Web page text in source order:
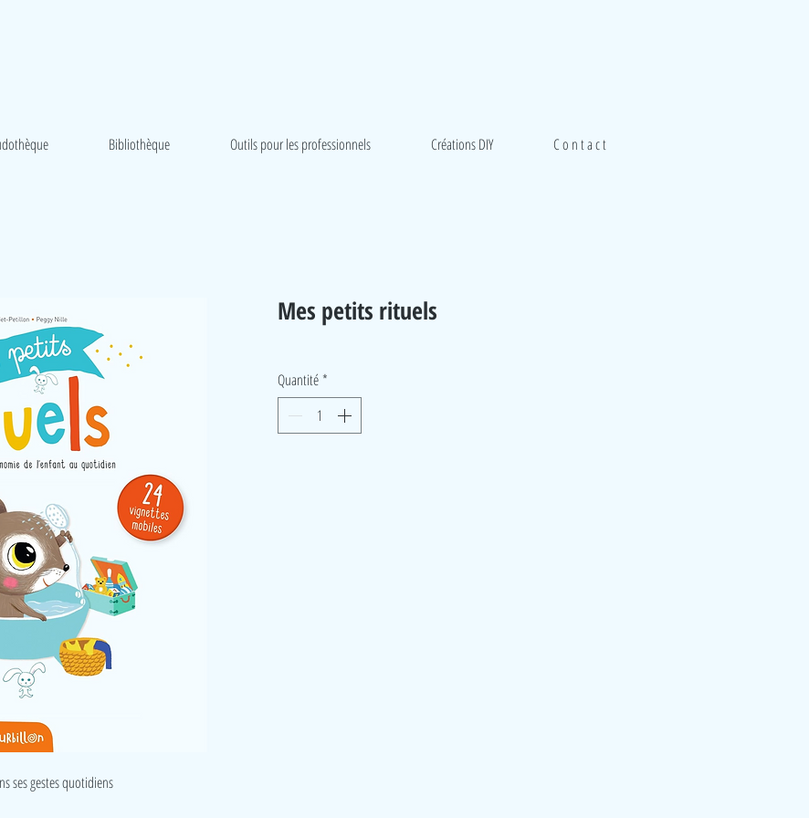
Bibliothèque Outils pour les professionnels Créations DIY C o n t a c t
ses gestes quotidiens
Mes petits rituels
Quantité *